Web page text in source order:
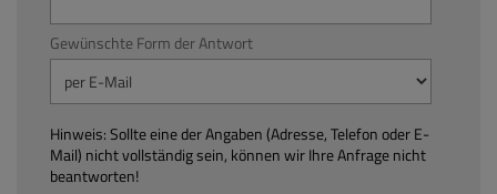
Gewünschte Form der Antwort
Hinweis: Sollte eine der Angaben (Adresse, Telefon oder E-
Mail) nicht vollständig sein, können wir Ihre Anfrage nicht
beantworten!